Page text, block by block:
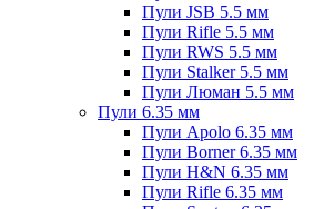
Пули JSB 5.5 мм
Пули Rifle 5.5 мм
Пули RWS 5.5 мм
Пули Stalker 5.5 мм
Пули Люман 5.5 мм
Пули 6.35 мм
Пули Apolo 6.35 мм
Пули Borner 6.35 мм
Пули H&N 6.35 мм
Пули Rifle 6.35 мм